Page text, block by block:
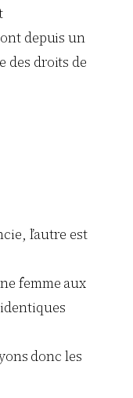
depuis un
des droits de
l’autre est
femme aux
donc les